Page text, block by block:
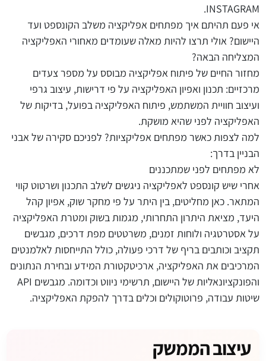
INSTAGRAM.
אי פעם תהיתם איך מפתחים אפליקציה משלב הקונספט ועד
היישום? אולי תרצו להיות מאלה שעומדים מאחורי האפליקציה
המצליחה הבאה?
מחזור החיים של פיתוח אפליקציה מבוסס על מספר צעדים
מרכזיים: תכנון ואפיון האפליקציה על פי דרישות, עיצוב גרפי
ועיצוב חוויית המשתמש, פיתוח האפליקציה בפועל, בדיקות של
האפליקציה לפני שהיא מושקת.
למה לצפות כאשר מפתחים אפליקציות? לפניכם סקירה של אבני
הבניין בדרך:
לא מפתחים לפני שמתכננים
אחרי שיש קונספט לאפליקציה ניגשים לשלב התכנון ושרטוט קווי
המתאר. כאן מחליטים, בין היתר על פי מחקר שוק, אפיון קהל
היעד, מציאת היתרון התחרותי, מגמות בשוק ומטרת האפליקציה
על אסטרטגיה ולוחות זמנים, משרטטים מפת דרכים, מגבשים
תקציב וכותבים בריף של דרכי פעולה, כולל התייחסות לאלמנטים
המרכיבים את האפליקציה, ארכיטקטורת המידע ובחירת הנתונים
והפונקציונאליות של היישום, תרשימי ניווט וכדומה. מגבשים API
שיטות עבודה, פרוטוקולים וכלים בדרך להפקת האפליקציה.
עיצוב הממשק